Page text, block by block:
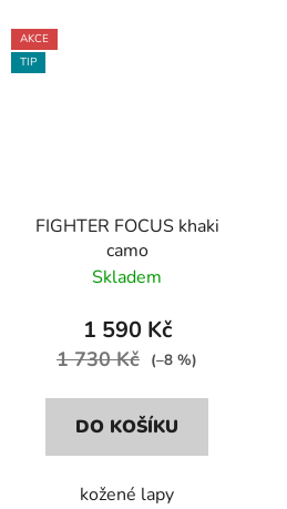
AKCE
TIP
FIGHTER FOCUS khaki
camo
Skladem
1 590 Kč
1 730 Kč (–8 %)
DO KOŠÍKU
kožené lapy